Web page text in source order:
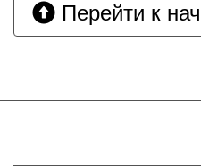
Перейти к